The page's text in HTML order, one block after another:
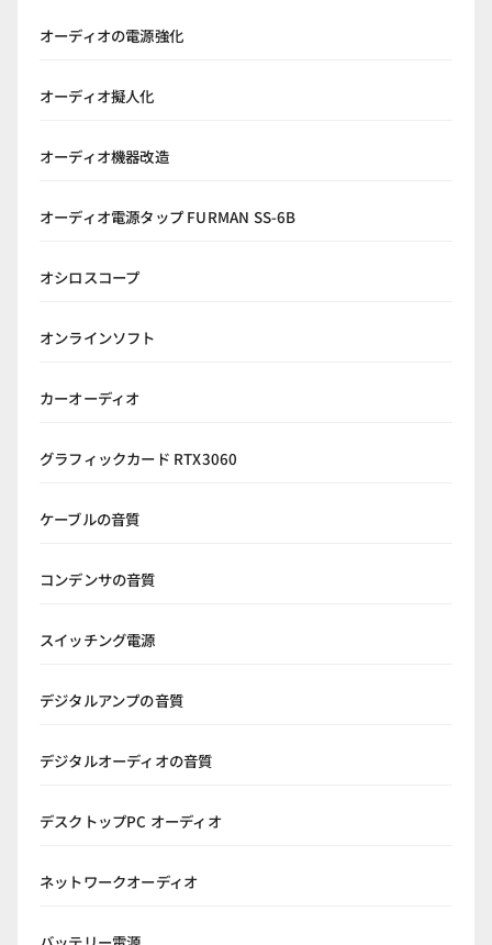
オーディオの電源強化
オーディオ擬人化
オーディオ機器改造
オーディオ電源タップ FURMAN SS-6B
オシロスコープ
オンラインソフト
カーオーディオ
グラフィックカード RTX3060
ケーブルの音質
コンデンサの音質
スイッチング電源
デジタルアンプの音質
デジタルオーディオの音質
デスクトップPC オーディオ
ネットワークオーディオ